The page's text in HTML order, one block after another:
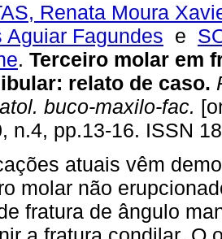
Renata Moura
Aguiar Fagundes e
. Terceiro molar em
: relato de caso.
buco-maxilo-fac.
n.4, pp.13-16. ISSN
atuais vêm
molar não
fratura de ângulo